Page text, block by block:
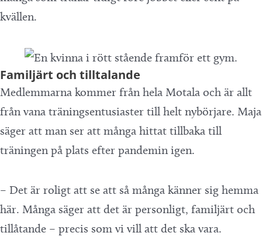
kvällen.
Familjärt och tilltalande
Medlemmarna kommer från hela Motala och är allt
från vana träningsentusiaster till helt nybörjare. Maja
säger att man ser att många hittat tillbaka till
träningen på plats efter pandemin igen.
– Det är roligt att se att så många känner sig hemma
här. Många säger att det är personligt, familjärt och
tillåtande – precis som vi vill att det ska vara.